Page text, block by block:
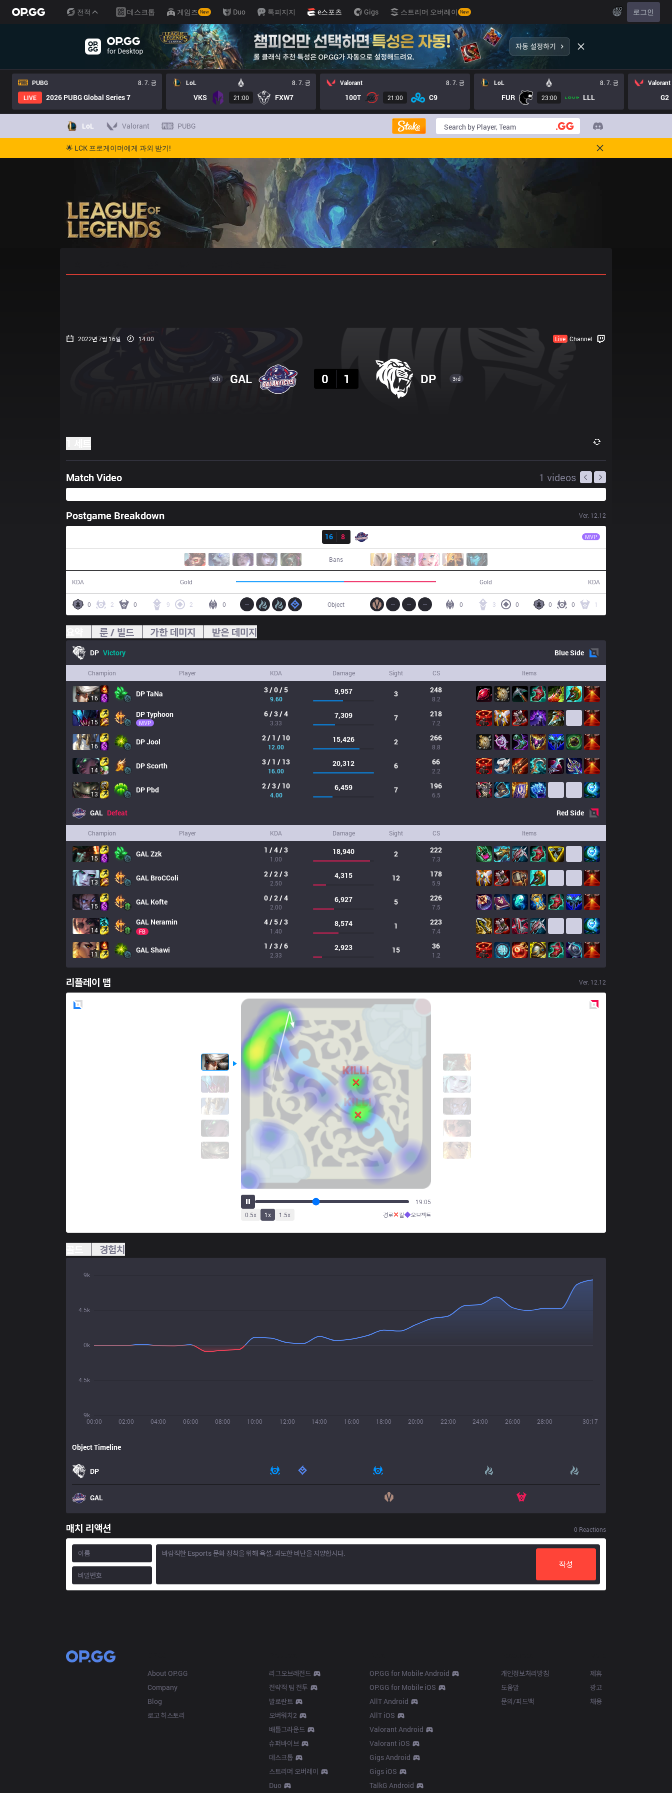
전적 데스크톱 게임즈 New Duo 톡피지지 e스포츠 Gigs 스트리머 오버레이 New KO 로그인
PUBG
8. 7. 금
LIVE
2026 PUBG Global Series 7
LoL 8. 7. 금
VKS 21:00 FXW7
Valorant 8. 7. 금
100T 21:00 C9
LoL 8. 7. 금
FUR 23:00 LLL
Valorant
G2
LoL Valorant PUBG
🌟 LCK 프로게이머에게 과외 받기!
2022년 7월 16일 14:00 Live Channel
6th GAL
0
1 DP 3rd
Match Video 1 videos
Postgame Breakdown Ver. 12.12
16
8 MVP
Bans
KDA Gold Gold KDA
0 2 0 9 2 0 0 0 1
3 0
0
Object
룬 / 빌드 가한 데미지 받은 데미지
DP Victory BlueSide
Champion Player KDA Damage Sight CS Items
16 DPTaNa 3 / 0 / 5
9.60
9,957 3 248
8.2
15
DPTyphoon
MVP
6 / 3 / 4
3.33
7,309 7 218
7.2
16 DPJool 2 / 1 / 10
12.00
15,426 2 266
8.8
14 DPScorth 3 / 1 / 13
16.00
20,312 6 66
2.2
13 DP Pbd 2 / 3 / 10
4.00
6,459 7 196
6.5
GAL Defeat RedSide
Champion Player KDA Damage Sight CS Items
15 GALZzk 1 / 4 / 3
1.00
18,940 2 222
7.3
13 GAL BroCColi 2 / 2 / 3
2.50
4,315 12 178
5.9
15 GAL Kofte 0 / 2 / 4
2.00
6,927 5 226
7.5
14
GAL Neramin
FB
4 / 5 / 3
1.40
8,574 1 223
7.4
11 GALShawi 1 / 3 / 6
2.33
2,923 15 36
1.2
리플레이 맵 Ver. 12.12
24:39
0.5x 1x 1.5x 경로✕킬◆오브젝트
경험치
00:00 02:00 04:00 06:00 08:00 10:00 12:00 14:00 16:00 18:00 20:00 22:00 24:00 26:00 28:00 30:17
9k
4.5k
0k
4.5k
9k
Object Timeline
DP
GAL
매치 리액션 0 Reactions
작성
About OP.GG
Company
Blog
로고 히스토리
리그오브레전드
전략적 팀 전투
발로란트
오버워치2
배틀그라운드
슈퍼바이브
데스크톱
스트리머 오버레이
Duo
OP.GG for Mobile Android
OP.GG for Mobile iOS
AllT Android
AllT iOS
Valorant Android
Valorant iOS
Gigs Android
Gigs iOS
TalkG Android
개인정보처리방침
도움말
문의/피드백
제휴
광고
채용